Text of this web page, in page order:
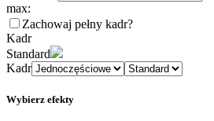
max:
Zachowaj pełny kadr?
Kadr
Standard
Kadr
Wybierz efekty